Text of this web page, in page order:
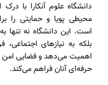
دانشگاه علوم آنکارا با
محیطی پویا و حمایتی را
است. این دانشگاه نه تنها
بلکه به نیازهای
اهمیت می‌دهد و فضایی امن
حرفه‌ای آنان فراهم می‌کند.